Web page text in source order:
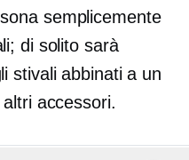
semplicemente
di solito sarà
stivali abbinati a un
accessori.